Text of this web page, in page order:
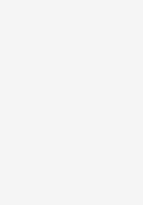
Росія атакувала Суми КАБами:
торговельний центр, будинки, є
Топпосадовцю Повітряних Сил